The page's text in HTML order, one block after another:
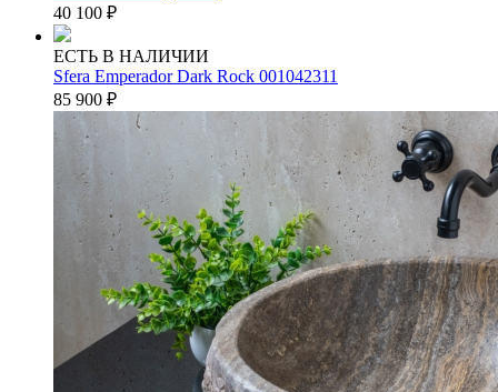
40 100 ₽
ЕСТЬ В НАЛИЧИИ
Sfera Emperador Dark Rock 001042311
85 900 ₽